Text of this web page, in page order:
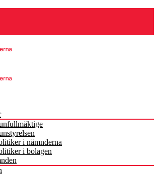
i nämnderna
i bolagen